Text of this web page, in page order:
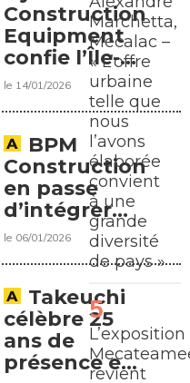
Construction
Equipment
confie l’Île-
de-France à
Mat Pole
le 14/01/2026
BPM
Construction
en passe
d’intégrer
BIA Group
le 06/01/2026
Takeuchi
célèbre 25
ans de
présence en
Marchetta,
Mecalac –
« L’offre
urbaine
telle que
nous
l’avons
élaborée
convient
à une
grande
diversité
de pays »
L’exposition
revient